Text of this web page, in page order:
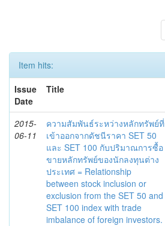
Item hits:
Issue
Date
Title
2015-
06-11
ความสัมพันธ์ระหว่างหลักทรัพย์ที่
เข้าออกจากดัชนีราคา SET 50
และ SET 100 กับปริมาณการซื้อ
ขายหลักทรัพย์ของนักลงทุนต่าง
ประเทศ = Relationship
between stock inclusion or
exclusion from the SET 50 and
SET 100 index with trade
imbalance of foreign investors.